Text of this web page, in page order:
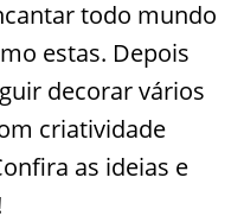
todo mundo
estas. Depois
decorar vários
criatividade
as ideias e